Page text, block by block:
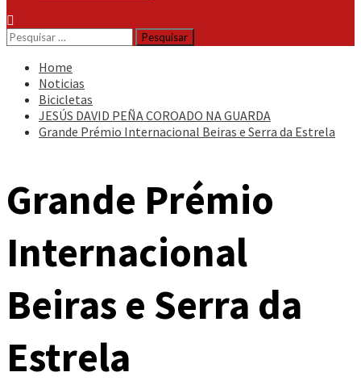
Pesquisar
por:
Home
Noticias
Bicicletas
JESÚS DAVID PEÑA COROADO NA GUARDA
Grande Prémio Internacional Beiras e Serra da Estrela
Grande Prémio
Internacional
Beiras e Serra da
Estrela